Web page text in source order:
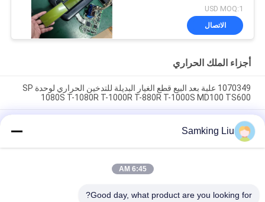
العرض CA-8452372
شاشة LCD من نوع العرض
الأخضر لـ THERMO KING
الغيار بعد البيع
USD MOQ:1
الاتصال
أجزاء الملك الحراري
1070349 علبة بعد البيع قطع الغيار البديلة للتدخين الحراري لوحدة SP
1080S T-1080R T-1000R T-880R T-1000S MD100 TS600
الوحدة T-1080S T-1080R T-1000R T-880R T-1000S MD100
TS600
Samking Liu
6:45 AM
Good day, what product are you looking for?